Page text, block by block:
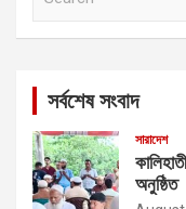
সর্বশেষ সংবাদ
সারাদেশ
অনুষ্ঠিত